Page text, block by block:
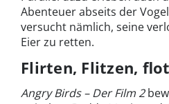
Abenteuer abseits der
versucht nämlich, seine
Eier zu retten.
Flirten, Flitzen,
Angry Birds – Der Film 2